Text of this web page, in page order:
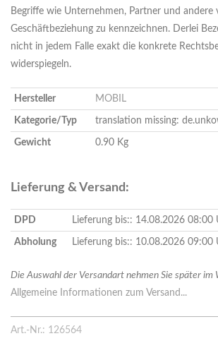
Begriffe wie Unternehmen, Partner und andere
Geschäftbeziehung zu kennzeichnen. Derlei
nicht in jedem Falle exakt die konkrete
widerspiegeln.
Hersteller MOBIL
Kategorie/Typ translation missing:
Gewicht 0.90 Kg
Lieferung & Versand:
DPD Lieferung bis:: 14.08.2026 08:00
Abholung Lieferung bis:: 10.08.2026 09:00
Die Auswahl der Versandart nehmen Sie später im
Allgemeine Informationen zum Versand...
Art.-Nr.: 126564